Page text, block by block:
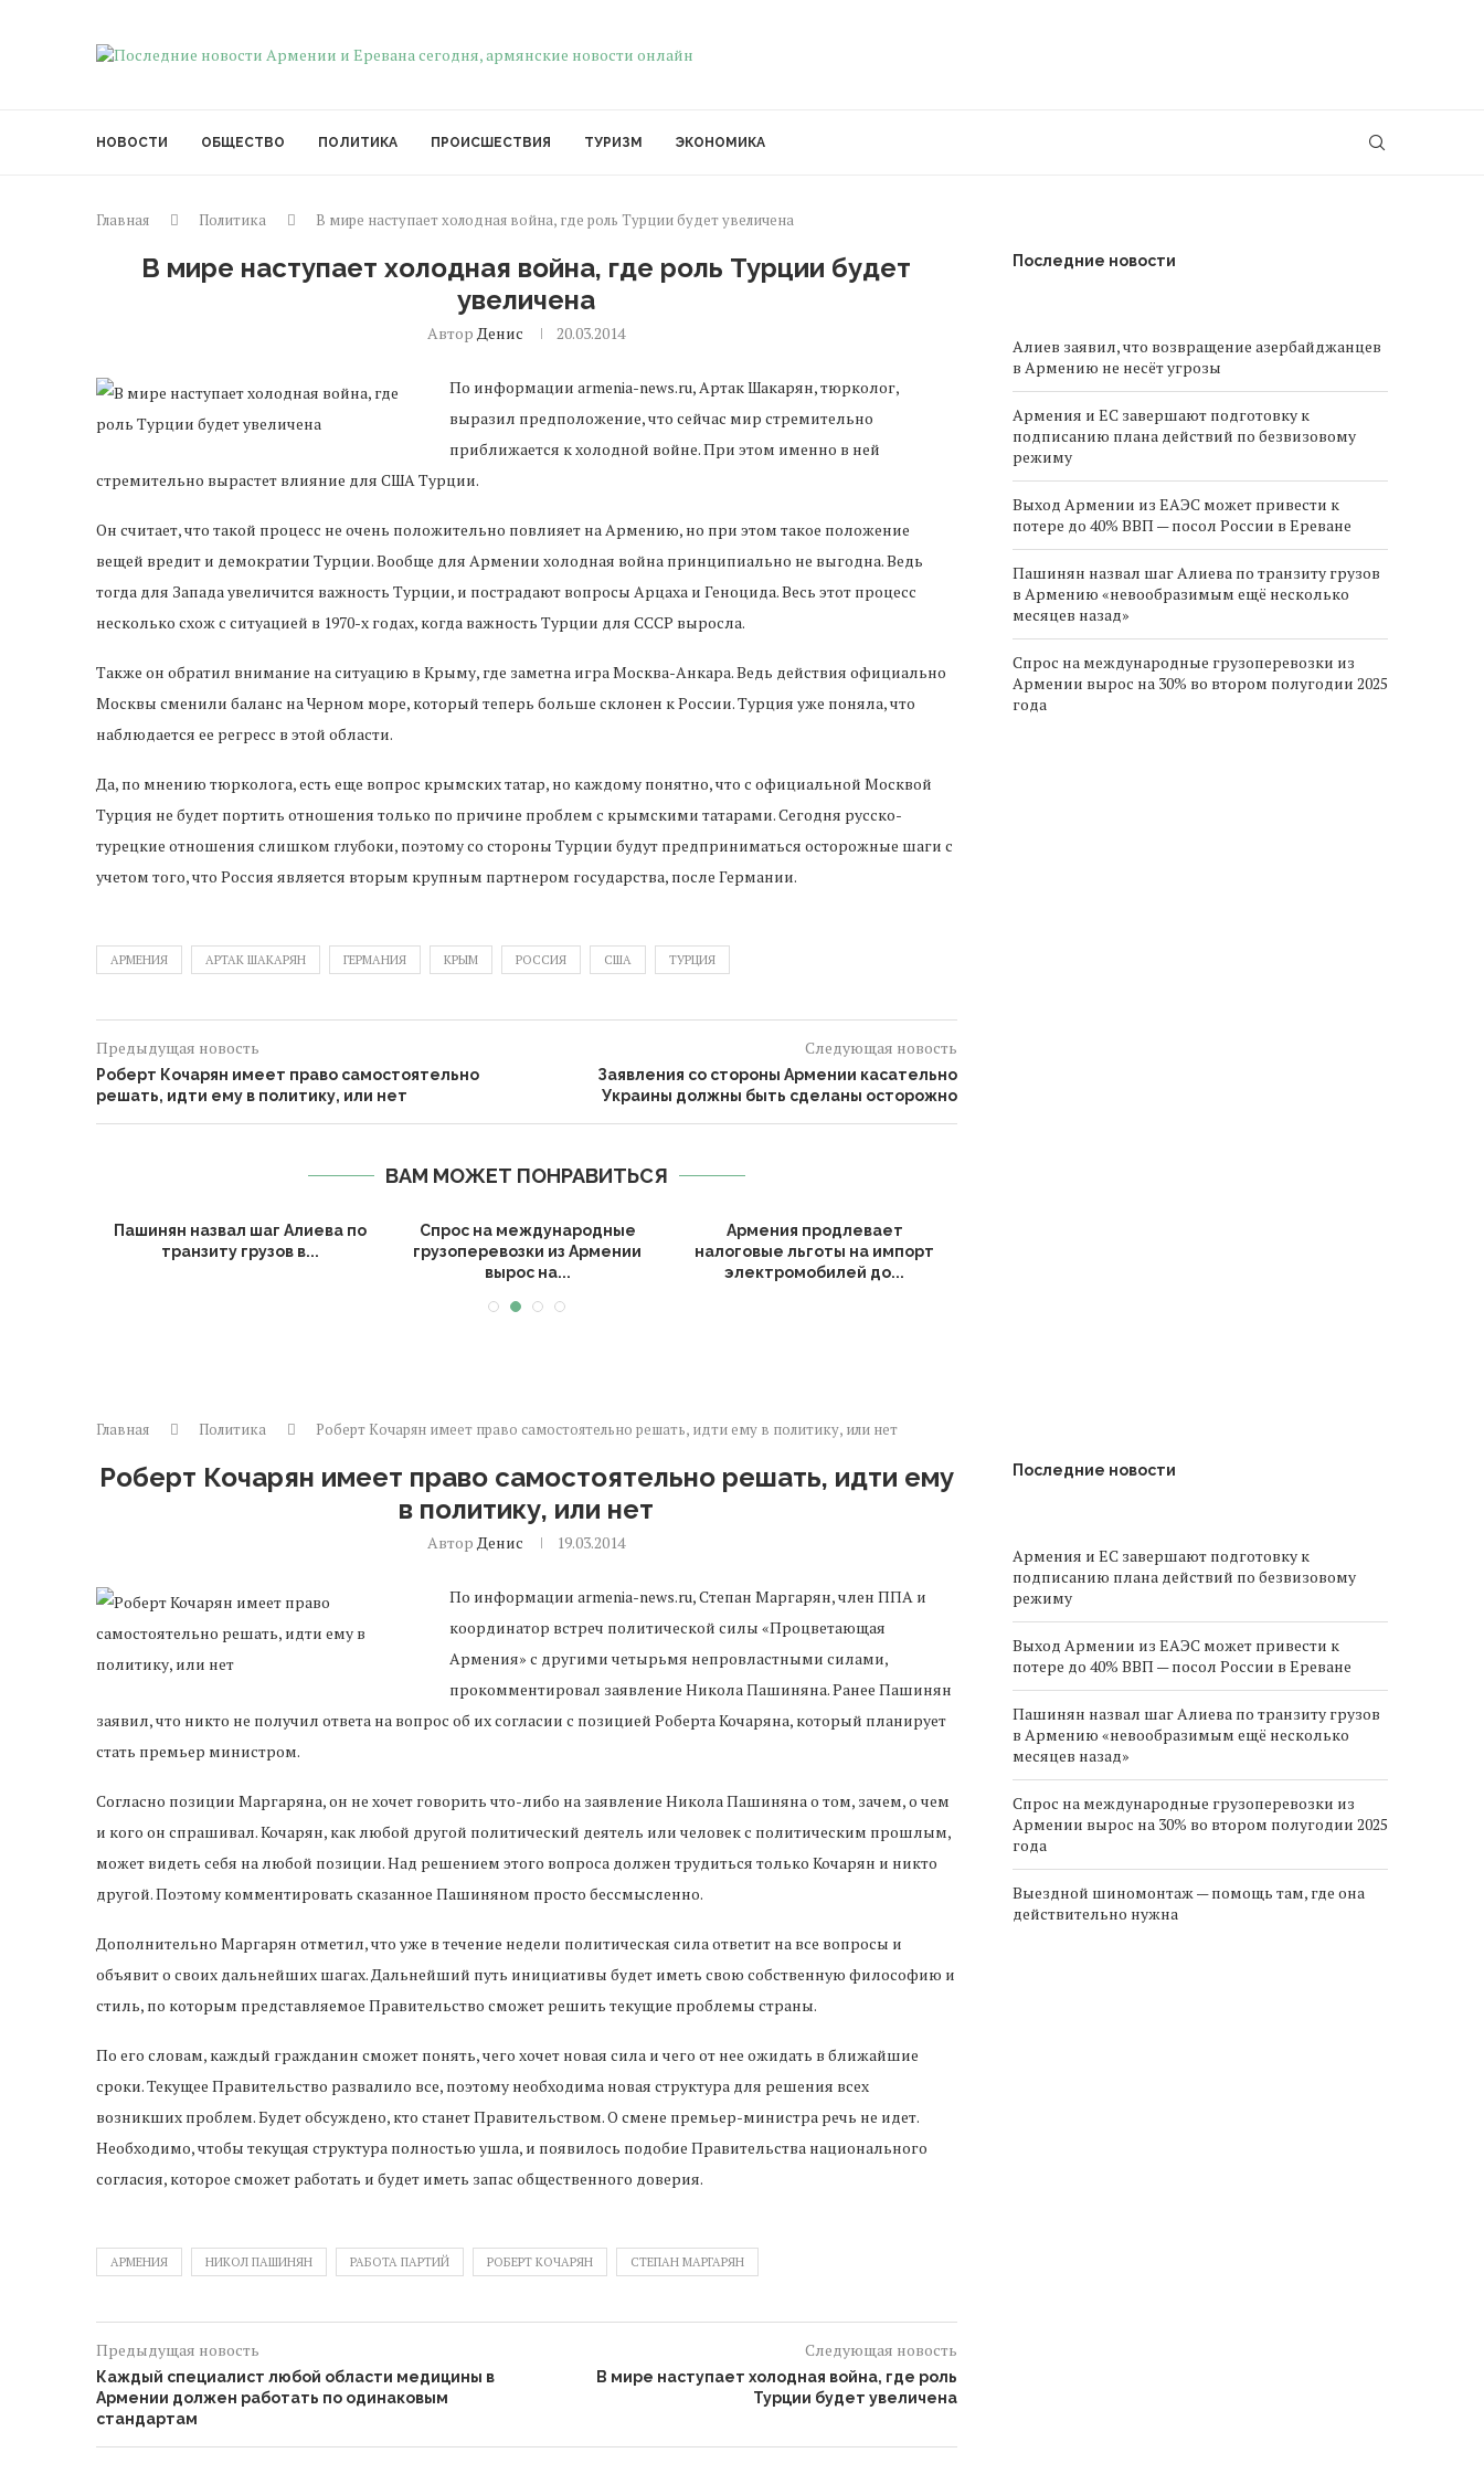
НОВОСТИ ОБЩЕСТВО ПОЛИТИКА ПРОИСШЕСТВИЯ ТУРИЗМ ЭКОНОМИКА
Главная Политика В мире наступает холодная война, где роль Турции будет увеличена
В мире наступает холодная война, где роль Турции будет
увеличена
АвторДенис 20.03.2014
По информации armenia-news.ru, Артак Шакарян, тюрколог,
выразил предположение, что сейчас мир стремительно
приближается к холодной войне. При этом именно в ней
стремительно вырастет влияние для США Турции.
Он считает, что такой процесс не очень положительно повлияет на Армению, но при этом такое положение
вещей вредит и демократии Турции. Вообще для Армении холодная война принципиально не выгодна. Ведь
тогда для Запада увеличится важность Турции, и пострадают вопросы Арцаха и Геноцида. Весь этот процесс
несколько схож с ситуацией в 1970-х годах, когда важность Турции для СССР выросла.
Также он обратил внимание на ситуацию в Крыму, где заметна игра Москва-Анкара. Ведь действия официально
Москвы сменили баланс на Черном море, который теперь больше склонен к России. Турция уже поняла, что
наблюдается ее регресс в этой области.
Да, по мнению тюрколога, есть еще вопрос крымских татар, но каждому понятно, что с официальной Москвой
Турция не будет портить отношения только по причине проблем с крымскими татарами. Сегодня русско-
турецкие отношения слишком глубоки, поэтому со стороны Турции будут предприниматься осторожные шаги с
учетом того, что Россия является вторым крупным партнером государства, после Германии.
АРМЕНИЯ АРТАК ШАКАРЯН ГЕРМАНИЯ КРЫМ РОССИЯ США ТУРЦИЯ
Предыдущая новость
Роберт Кочарян имеет право самостоятельно
решать, идти ему в политику, или нет
Следующая новость
Заявления со стороны Армении касательно
Украины должны быть сделаны осторожно
ВАМ МОЖЕТ ПОНРАВИТЬСЯ
Пашинян назвал шаг Алиева по
транзиту грузов в...
Спрос на международные
грузоперевозки из Армении
вырос на...
Армения продлевает
налоговые льготы на импорт
электромобилей до...
Последние новости
Алиев заявил, что возвращение азербайджанцев
в Армению не несёт угрозы
Армения и ЕС завершают подготовку к
подписанию плана действий по безвизовому
режиму
Выход Армении из ЕАЭС может привести к
потере до 40% ВВП — посол России в Ереване
Пашинян назвал шаг Алиева по транзиту грузов
в Армению «невообразимым ещё несколько
месяцев назад»
Спрос на международные грузоперевозки из
Армении вырос на 30% во втором полугодии 2025
года
Главная Политика Роберт Кочарян имеет право самостоятельно решать, идти ему в политику, или нет
Роберт Кочарян имеет право самостоятельно решать, идти ему
в политику, или нет
АвторДенис 19.03.2014
По информации armenia-news.ru, Степан Маргарян, член ППА и
координатор встреч политической силы «Процветающая
Армения» с другими четырьмя непровластными силами,
прокомментировал заявление Никола Пашиняна. Ранее Пашинян
заявил, что никто не получил ответа на вопрос об их согласии с позицией Роберта Кочаряна, который планирует
стать премьер министром.
Согласно позиции Маргаряна, он не хочет говорить что-либо на заявление Никола Пашиняна о том, зачем, о чем
и кого он спрашивал. Кочарян, как любой другой политический деятель или человек с политическим прошлым,
может видеть себя на любой позиции. Над решением этого вопроса должен трудиться только Кочарян и никто
другой. Поэтому комментировать сказанное Пашиняном просто бессмысленно.
Дополнительно Маргарян отметил, что уже в течение недели политическая сила ответит на все вопросы и
объявит о своих дальнейших шагах. Дальнейший путь инициативы будет иметь свою собственную философию и
стиль, по которым представляемое Правительство сможет решить текущие проблемы страны.
По его словам, каждый гражданин сможет понять, чего хочет новая сила и чего от нее ожидать в ближайшие
сроки. Текущее Правительство развалило все, поэтому необходима новая структура для решения всех
возникших проблем. Будет обсуждено, кто станет Правительством. О смене премьер-министра речь не идет.
Необходимо, чтобы текущая структура полностью ушла, и появилось подобие Правительства национального
согласия, которое сможет работать и будет иметь запас общественного доверия.
АРМЕНИЯ НИКОЛ ПАШИНЯН РАБОТА ПАРТИЙ РОБЕРТ КОЧАРЯН СТЕПАН МАРГАРЯН
Предыдущая новость
Каждый специалист любой области медицины в
Армении должен работать по одинаковым
стандартам
Следующая новость
В мире наступает холодная война, где роль
Турции будет увеличена
Последние новости
Армения и ЕС завершают подготовку к
подписанию плана действий по безвизовому
режиму
Выход Армении из ЕАЭС может привести к
потере до 40% ВВП — посол России в Ереване
Пашинян назвал шаг Алиева по транзиту грузов
в Армению «невообразимым ещё несколько
месяцев назад»
Спрос на международные грузоперевозки из
Армении вырос на 30% во втором полугодии 2025
года
Выездной шиномонтаж — помощь там, где она
действительно нужна